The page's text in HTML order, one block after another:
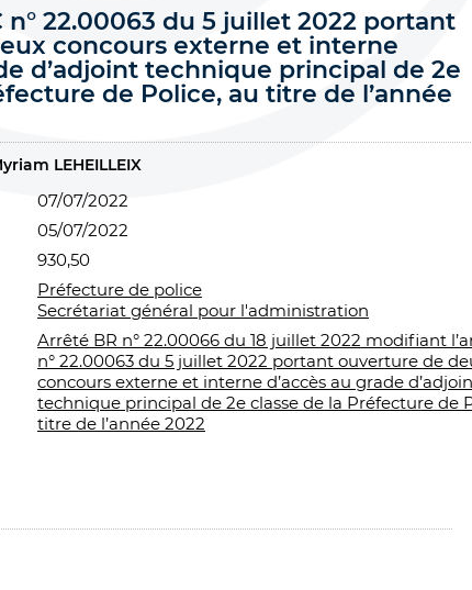
n° 22.00063 du 5 juillet 2022 portant
concours externe et interne
d’adjoint technique principal de 2e
de Police, au titre de l’année
LEHEILLEIX
07/07/2022
05/07/2022
930,50
Préfecture de police
Secrétariat général pour l'administration
Arrêté BR n° 22.00066 du 18 juillet 2022 modifiant
n° 22.00063 du 5 juillet 2022 portant ouverture de
concours externe et interne d’accès au grade
technique principal de 2e classe de la Préfecture de
titre de l’année 2022